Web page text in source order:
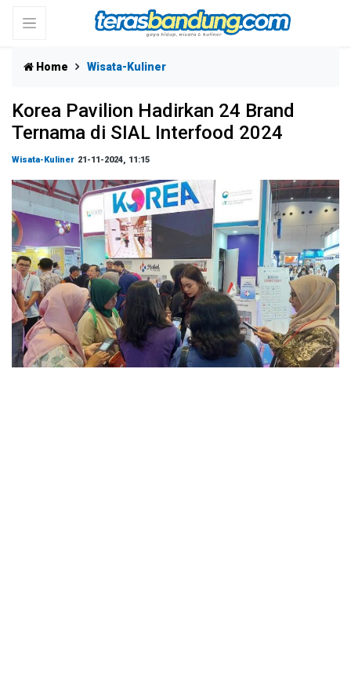
Home Wisata-Kuliner
Korea Pavilion Hadirkan 24 Brand
Ternama di SIAL Interfood 2024
Wisata-Kuliner 21-11-2024, 11:15